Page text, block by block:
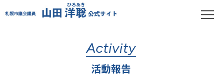
Activity
活動報告